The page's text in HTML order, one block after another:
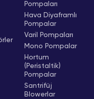
Pompaları
Hava Diyaframlı
Pompalar
Varil Pompaları
Mono Pompalar
Hortum
(Peristaltik)
Pompalar
Santrifüj
Blowerlar